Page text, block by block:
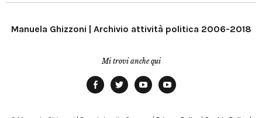
Manuela Ghizzoni | Archivio attività politica 2006-2018
Mi trovi anche qui